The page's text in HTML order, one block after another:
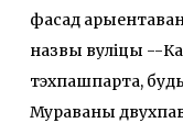
фасад
назвы вуліцы --
тэхпашпарта,
Мураваны